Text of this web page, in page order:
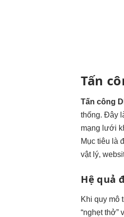
Tấn
Tấn công
thống. Đây
mạng lưới
Mục tiêu là
vật lý,
Hệ quả
Khi quy mô
“nghẹt thở”